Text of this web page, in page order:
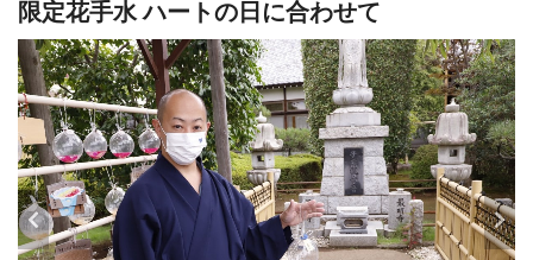
限定花手水 ハートの日に合わせて